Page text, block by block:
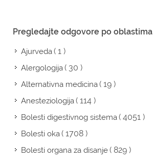
Pregledajte odgovore po oblastima
Ajurveda( 1 )
Alergologija( 30 )
Alternativna medicina( 19 )
Anesteziologija( 114 )
Bolesti digestivnog sistema( 4051 )
Bolesti oka( 1708 )
Bolesti organa za disanje( 829 )